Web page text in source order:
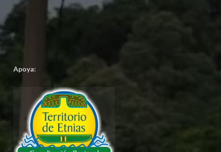
Apoya: